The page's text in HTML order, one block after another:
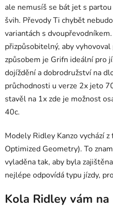
ale nemusíš se bát jet s
švih. Převody Ti chybět
variantách s dvoupřevodníkem.
přizpůsobitelný, aby
způsobem je Grifn ideální pro
dojíždění a dobrodružství na
průchodnosti u verze 2x jeto
stavěl na 1x zde je možnost
40c.
Modely Ridley Kanzo vychází
Optimized Geometry). To
vyladěna tak, aby byla
nejlépe odpovídá typu jízdy,
Kola Ridley vám na